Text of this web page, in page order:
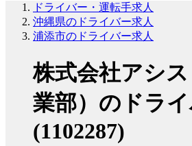
ドライバー・運転手求人
沖縄県のドライバー求人
浦添市のドライバー求人
株式会社アシ
業部）のドラ
(1102287)